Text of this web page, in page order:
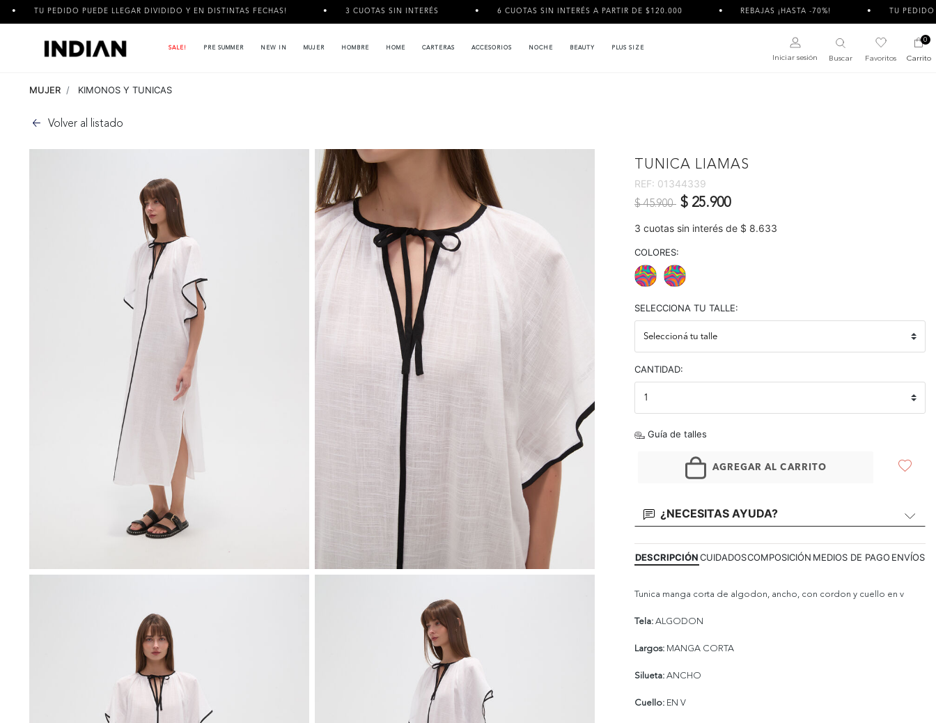
PUEDE LLEGAR DIVIDIDO Y EN DISTINTAS FECHAS! 3 CUOTAS SIN INTERÉS 6 CUOTAS SIN INTERÉS A PARTIR DE $120.000 REBAJAS ¡HASTA -70%! TU PEDIDO PUEDE
SALE! PRE SUMMER NEW IN MUJER HOMBRE HOME CARTERAS ACCESORIOS NOCHE BEAUTY PLUS SIZE
Iniciar sesión Buscar Favoritos
0
Carrito
MUJER KIMONOS Y TUNICAS
Volver al listado
TUNICA LIAMAS
REF: 01344339
Precio reducido de
$ 45.900 a$ 25.900
3 cuotas sin interés de $ 8.633
COLORES:
SELECCIONA TU TALLE:
CANTIDAD:
Guía de talles
AGREGAR AL CARRITO
¿NECESITAS AYUDA?
DESCRIPCIÓNCUIDADOSCOMPOSICIÓN MEDIOS DE PAGO ENVÍOS
Tunica manga corta de algodon, ancho, con cordon y cuello en v
Tela: ALGODON
Largos: MANGA CORTA
Silueta: ANCHO
Cuello: EN V